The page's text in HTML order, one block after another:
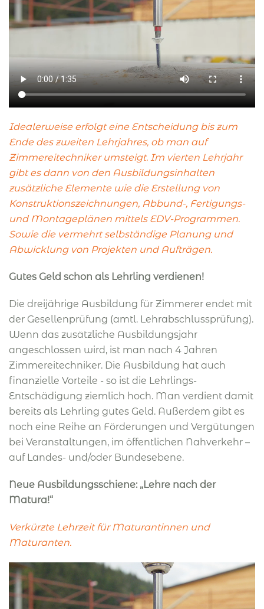
Idealerweise erfolgt eine Entscheidung bis zum
Ende des zweiten Lehrjahres, ob man auf
Zimmereitechniker umsteigt. Im vierten Lehrjahr
gibt es dann von den Ausbildungsinhalten
zusätzliche Elemente wie die Erstellung von
Konstruktionszeichnungen, Abbund-, Fertigungs-
und Montageplänen mittels EDV-Programmen.
Sowie die vermehrt selbständige Planung und
Abwicklung von Projekten und Aufträgen.
Gutes Geld schon als Lehrling verdienen!
Die dreijährige Ausbildung für Zimmerer endet mit
der Gesellenprüfung (amtl. Lehrabschlussprüfung).
Wenn das zusätzliche Ausbildungsjahr
angeschlossen wird, ist man nach 4 Jahren
Zimmereitechniker. Die Ausbildung hat auch
finanzielle Vorteile - so ist die Lehrlings-
Entschädigung ziemlich hoch. Man verdient damit
bereits als Lehrling gutes Geld. Außerdem gibt es
noch eine Reihe an Förderungen und Vergütungen
bei Veranstaltungen, im öffentlichen Nahverkehr –
auf Landes- und/oder Bundesebene.
Neue Ausbildungsschiene: „Lehre nach der
Matura!“
Verkürzte Lehrzeit für Maturantinnen und
Maturanten.